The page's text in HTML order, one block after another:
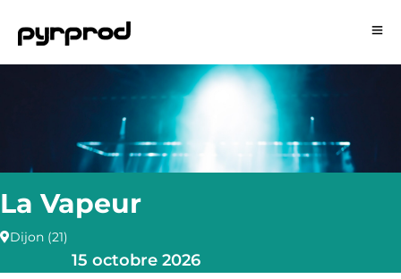
La Vapeur
Dijon (21)
15 octobre 2026